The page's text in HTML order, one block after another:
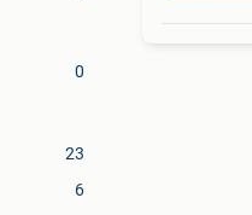
0
23
6